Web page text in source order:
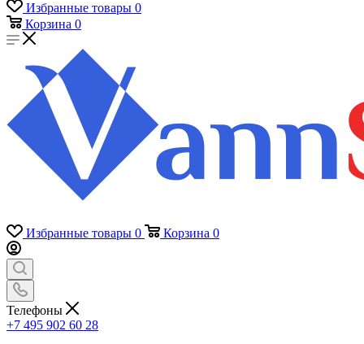
Избранные товары 0
Корзина 0
Избранные товары 0 Корзина 0
Телефоны
+7 495 902 60 28